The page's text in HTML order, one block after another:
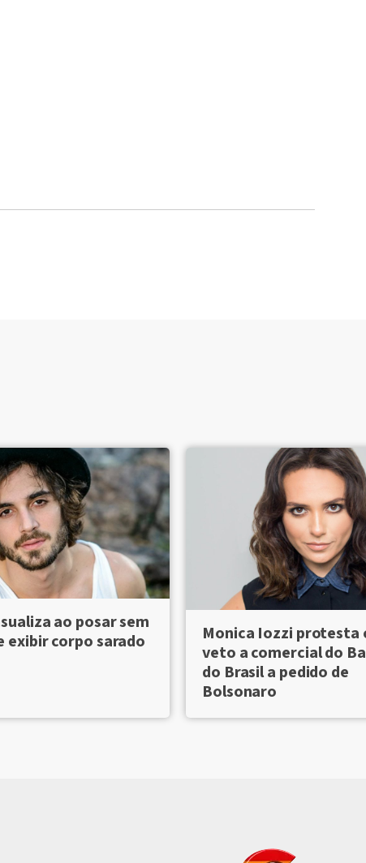
ao posar sem
exibir corpo sarado
Monica Iozzi protesta
veto a comercial do
do Brasil a pedido de
Bolsonaro